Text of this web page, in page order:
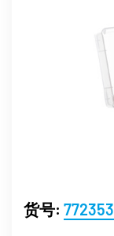
货号: 772353